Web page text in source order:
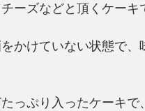
ーズなどと頂くケーキ
をかけていない状態で
っぷり入ったケーキ